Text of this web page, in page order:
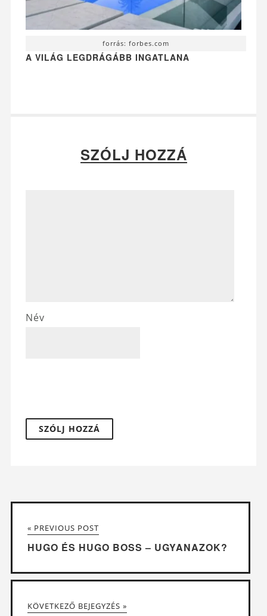
forrás: forbes.com
A VILÁG LEGDRÁGÁBB INGATLANA
SZÓLJ HOZZÁ
Név
« PREVIOUS POST
HUGO ÉS HUGO BOSS – UGYANAZOK?
KÖVETKEZŐ BEJEGYZÉS »